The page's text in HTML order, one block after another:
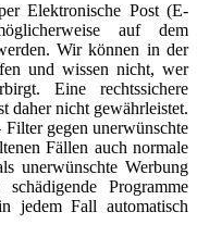
Elektronische Post (E-
auf dem
Wir können in der
und wissen nicht, wer
Eine rechtssichere
daher nicht gewährleistet.
gegen unerwünschte
Fällen auch normale
unerwünschte Werbung
Programme
jedem Fall automatisch